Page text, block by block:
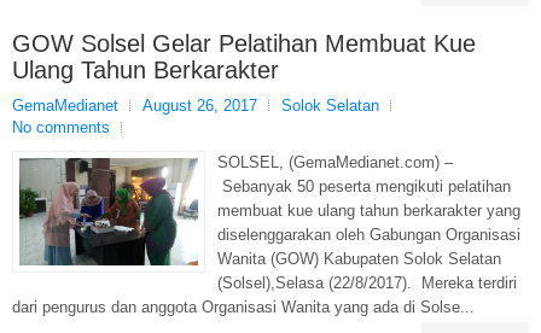
GOW Solsel Gelar Pelatihan Membuat Kue
Ulang Tahun Berkarakter
GemaMedianet August 26, 2017
Solok Selatan
No comments
SOLSEL, (GemaMedianet.com) –
Sebanyak 50 peserta mengikuti pelatihan
membuat kue ulang tahun berkarakter yang
diselenggarakan oleh Gabungan Organisasi
Wanita (GOW) Kabupaten Solok Selatan
(Solsel),Selasa (22/8/2017). Mereka terdiri
dari pengurus dan anggota Organisasi Wanita yang ada di Solse...